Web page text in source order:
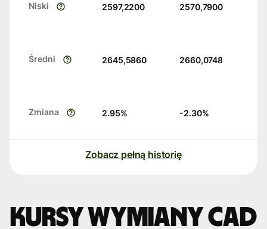
Niski 2597,2200 2570,7900
Średni 2645,5860 2660,0748
Zmiana 2.95% -2.30%
Zobacz pełną historię
Kursy wymiany CAD